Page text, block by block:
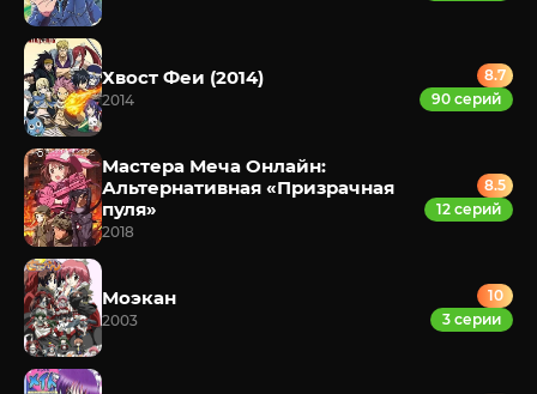
Хвост Феи (2014)
2014
8.7
90 серий
Мастера Меча Онлайн:
Альтернативная «Призрачная
пуля»
2018
8.5
12 серий
Моэкан
2003
10
3 серии